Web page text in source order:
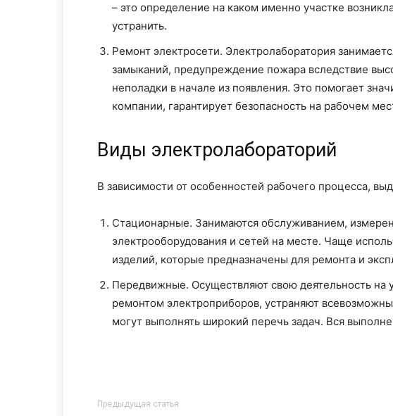
– это определение на каком именно участке
устранить.
Ремонт электросети. Электролаборатория
замыканий, предупреждение пожара вследствие
неполадки в начале из появления. Это помогает
компании, гарантирует безопасность на рабочем
Виды электролабораторий
В зависимости от особенностей рабочего процесса,
Стационарные. Занимаются обслуживанием,
электрооборудования и сетей на месте. Чаще
изделий, которые предназначены для ремонта и
Передвижные. Осуществляют свою деятельность на
ремонтом электроприборов, устраняют
могут выполнять широкий перечь задач. Вся
Предыдущая статья